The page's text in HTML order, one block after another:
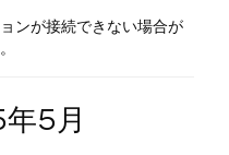
ンが接続できない場合が
5月